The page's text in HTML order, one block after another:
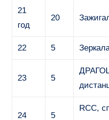
21
год
20
22 5
23 5
24 5
RCC,